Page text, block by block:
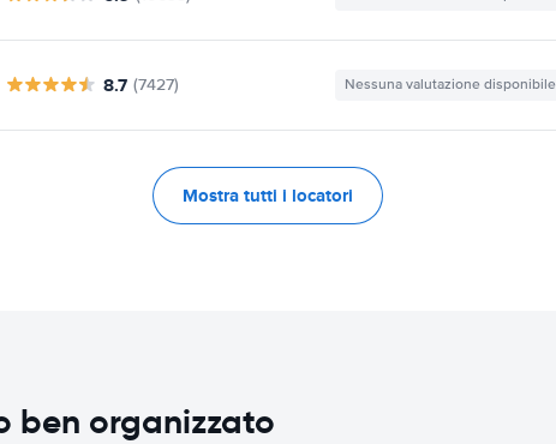
8.7 (7427) Nessuna valutazione disponibile
Mostra tutti i locatori
ben organizzato